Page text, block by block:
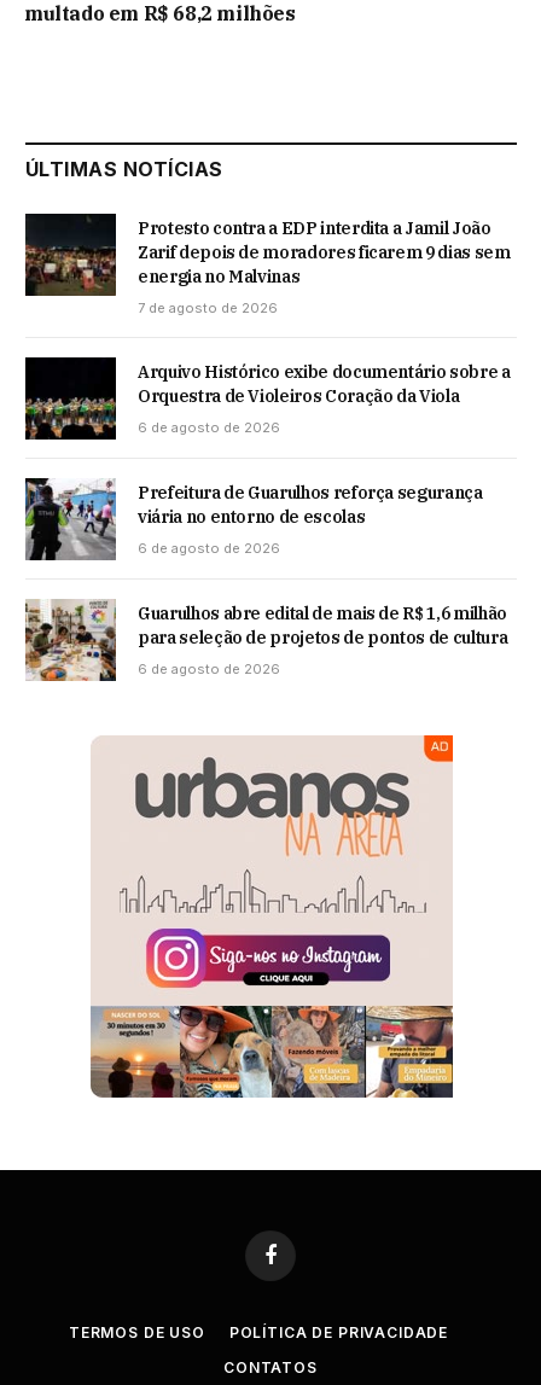
multado em R$ 68,2 milhões
ÚLTIMAS NOTÍCIAS
Protesto contra a EDP interdita a Jamil João
Zarif depois de moradores ficarem 9 dias sem
energia no Malvinas
7 de agosto de 2026
Arquivo Histórico exibe documentário sobre a
Orquestra de Violeiros Coração da Viola
6 de agosto de 2026
Prefeitura de Guarulhos reforça segurança
viária no entorno de escolas
6 de agosto de 2026
Guarulhos abre edital de mais de R$ 1,6 milhão
para seleção de projetos de pontos de cultura
6 de agosto de 2026
Facebook
TERMOS DE USO
POLÍTICA DE PRIVACIDADE
CONTATOS